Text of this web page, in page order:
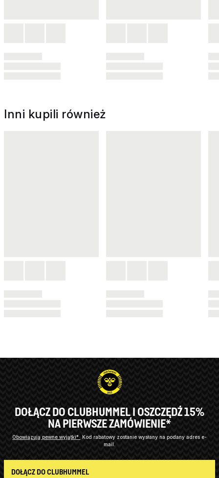
Inni kupili również
DOŁĄCZ DO CLUBHUMMEL I OSZCZĘDŹ 15%
NA PIERWSZE ZAMÓWIENIE*
Obowiązują pewne wyjątki*
Kod rabatowy zostanie wysłany na podany adres e-
mail.
DOŁĄCZ DO CLUBHUMMEL